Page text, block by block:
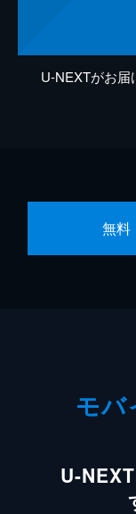
U-NEXTがお届
無料
モ
U-